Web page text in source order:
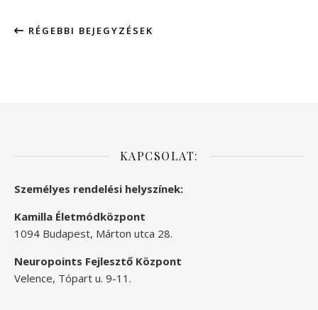
RÉGEBBI BEJEGYZÉSEK
KAPCSOLAT:
Személyes rendelési helyszínek:
Kamilla Életmódközpont
1094 Budapest, Márton utca 28.
Neuropoints Fejlesztő Központ
Velence, Tópart u. 9-11.